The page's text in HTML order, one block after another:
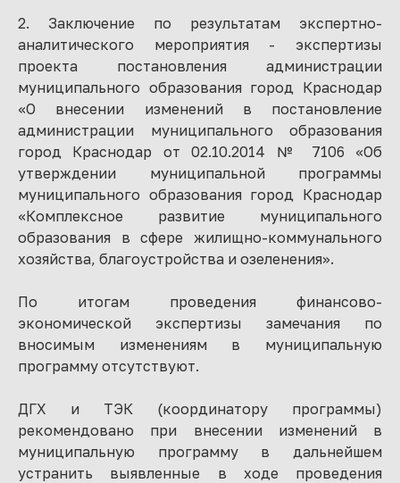
2. Заключение по результатам экспертно-
аналитического мероприятия - экспертизы
проекта постановления администрации
муниципального образования город Краснодар
«О внесении изменений в постановление
администрации муниципального образования
город Краснодар от 02.10.2014 № 7106 «Об
утверждении муниципальной программы
муниципального образования город Краснодар
«Комплексное развитие муниципального
образования в сфере жилищно-коммунального
хозяйства, благоустройства и озеленения».
По итогам проведения финансово-
экономической экспертизы замечания по
вносимым изменениям в муниципальную
программу отсутствуют.
ДГХ и ТЭК (координатору программы)
рекомендовано при внесении изменений в
муниципальную программу в дальнейшем
устранить выявленные в ходе проведения